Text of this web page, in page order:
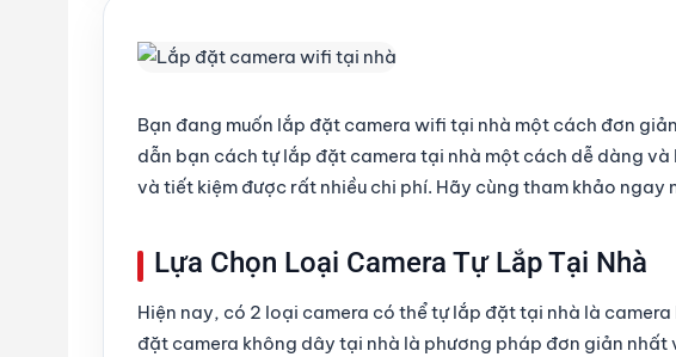
Bạn đang muốn lắp đặt camera wifi tại nhà một cách đơn
dẫn bạn cách tự lắp đặt camera tại nhà một cách dễ dàng và
và tiết kiệm được rất nhiều chi phí. Hãy cùng tham khảo ngay
Lựa Chọn Loại Camera Tự Lắp Tại Nhà
Hiện nay, có 2 loại camera có thể tự lắp đặt tại nhà là
đặt camera không dây tại nhà là phương pháp đơn giản